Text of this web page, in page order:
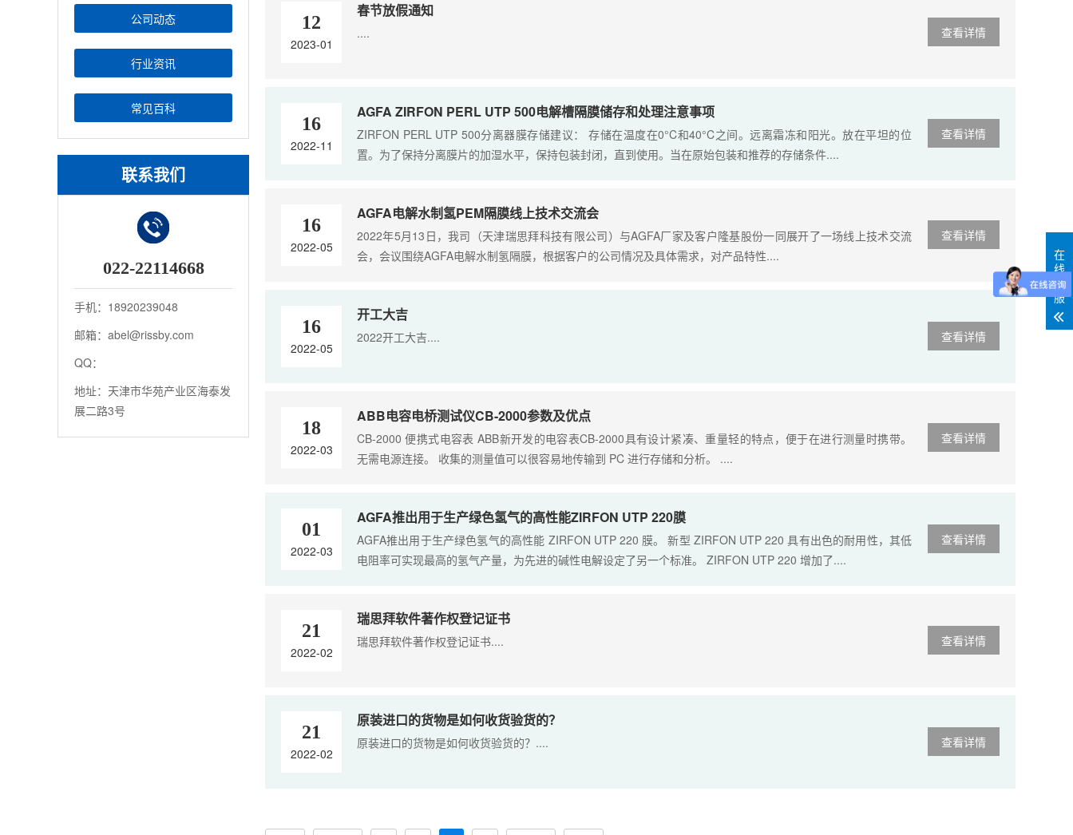
公司动态
行业资讯
常见百科
联系我们
022-22114668
手机：18920239048
邮箱：abel@rissby.com
QQ：
地址：天津市华苑产业区海泰发
展二路3号
查看详情
12
2023-01
春节放假通知
....
查看详情
16
2022-11
AGFA ZIRFON PERL UTP 500电解槽隔膜储存和处理注意事项
ZIRFON PERL UTP 500分离器膜存储建议： 存储在温度在0°C和40°C之间。远离霜冻和阳光。放在平坦的位
置。为了保持分离膜片的加湿水平，保持包装封闭，直到使用。当在原始包装和推荐的存储条件....
查看详情
16
2022-05
AGFA电解水制氢PEM隔膜线上技术交流会
2022年5月13日，我司（天津瑞思拜科技有限公司）与AGFA厂家及客户隆基股份一同展开了一场线上技术交流
会，会议围绕AGFA电解水制氢隔膜，根据客户的公司情况及具体需求，对产品特性....
查看详情
16
2022-05
开工大吉
2022开工大吉....
查看详情
18
2022-03
ABB电容电桥测试仪CB-2000参数及优点
CB-2000 便携式电容表 ABB新开发的电容表CB-2000具有设计紧凑、重量轻的特点，便于在进行测量时携带。
无需电源连接。 收集的测量值可以很容易地传输到 PC 进行存储和分析。 ....
查看详情
01
2022-03
AGFA推出用于生产绿色氢气的高性能ZIRFON UTP 220膜
AGFA推出用于生产绿色氢气的高性能 ZIRFON UTP 220 膜。 新型 ZIRFON UTP 220 具有出色的耐用性，其低
电阻率可实现最高的氢气产量，为先进的碱性电解设定了另一个标准。 ZIRFON UTP 220 增加了....
查看详情
21
2022-02
瑞思拜软件著作权登记证书
瑞思拜软件著作权登记证书....
查看详情
21
2022-02
原装进口的货物是如何收货验货的？
原装进口的货物是如何收货验货的？....
在
线
客
服